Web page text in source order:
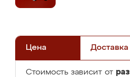
Цена Доставка
Стоимость зависит от